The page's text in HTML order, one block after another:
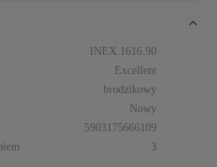
INEX.1616.90
Excellent
brodzikowy
Nowy
5903175666109
3